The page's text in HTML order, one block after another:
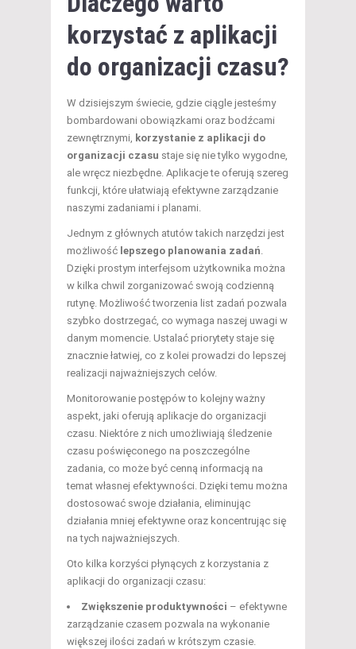
korzystać z aplikacji
do organizacji czasu?
W dzisiejszym świecie, gdzie ciągle jesteśmy
bombardowani obowiązkami oraz bodźcami
zewnętrznymi, korzystanie z aplikacji do
organizacji czasu staje się nie tylko wygodne,
ale wręcz niezbędne. Aplikacje te oferują szereg
funkcji, które ułatwiają efektywne zarządzanie
naszymi zadaniami i planami.
Jednym z głównych atutów takich narzędzi jest
możliwość lepszego planowania zadań.
Dzięki prostym interfejsom użytkownika można
w kilka chwil zorganizować swoją codzienną
rutynę. Możliwość tworzenia list zadań pozwala
szybko dostrzegać, co wymaga naszej uwagi w
danym momencie. Ustalać priorytety staje się
znacznie łatwiej, co z kolei prowadzi do lepszej
realizacji najważniejszych celów.
Monitorowanie postępów to kolejny ważny
aspekt, jaki oferują aplikacje do organizacji
czasu. Niektóre z nich umożliwiają śledzenie
czasu poświęconego na poszczególne
zadania, co może być cenną informacją na
temat własnej efektywności. Dzięki temu można
dostosować swoje działania, eliminując
działania mniej efektywne oraz koncentrując się
na tych najważniejszych.
Oto kilka korzyści płynących z korzystania z
aplikacji do organizacji czasu:
Zwiększenie produktywności – efektywne
zarządzanie czasem pozwala na wykonanie
większej ilości zadań w krótszym czasie.